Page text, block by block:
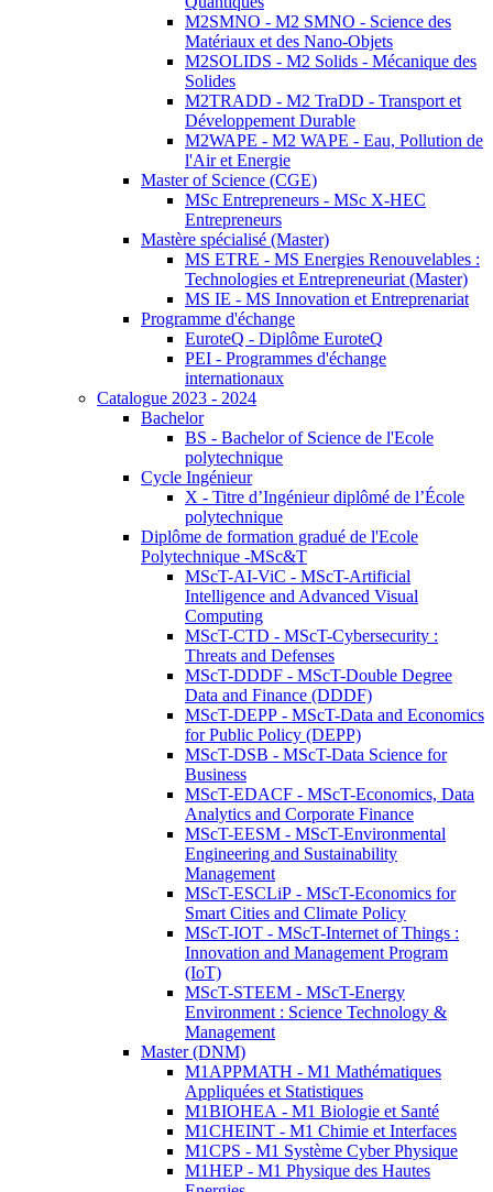
M2SMNO - M2 SMNO - Science des
Matériaux et des Nano-Objets
M2SOLIDS - M2 Solids - Mécanique des
Solides
M2TRADD - M2 TraDD - Transport et
Développement Durable
M2WAPE - M2 WAPE - Eau, Pollution de
l'Air et Energie
Master of Science (CGE)
MSc Entrepreneurs - MSc X-HEC
Entrepreneurs
Mastère spécialisé (Master)
MS ETRE - MS Energies Renouvelables :
Technologies et Entrepreneuriat (Master)
MS IE - MS Innovation et Entreprenariat
Programme d'échange
EuroteQ - Diplôme EuroteQ
PEI - Programmes d'échange
internationaux
Catalogue 2023 - 2024
Bachelor
BS - Bachelor of Science de l'Ecole
polytechnique
Cycle Ingénieur
X - Titre d’Ingénieur diplômé de l’École
polytechnique
Diplôme de formation gradué de l'Ecole
Polytechnique -MSc&T
MScT-AI-ViC - MScT-Artificial
Intelligence and Advanced Visual
Computing
MScT-CTD - MScT-Cybersecurity :
Threats and Defenses
MScT-DDDF - MScT-Double Degree
Data and Finance (DDDF)
MScT-DEPP - MScT-Data and Economics
for Public Policy (DEPP)
MScT-DSB - MScT-Data Science for
Business
MScT-EDACF - MScT-Economics, Data
Analytics and Corporate Finance
MScT-EESM - MScT-Environmental
Engineering and Sustainability
Management
MScT-ESCLiP - MScT-Economics for
Smart Cities and Climate Policy
MScT-IOT - MScT-Internet of Things :
Innovation and Management Program
(IoT)
MScT-STEEM - MScT-Energy
Environment : Science Technology &
Management
Master (DNM)
M1APPMATH - M1 Mathématiques
Appliquées et Statistiques
M1BIOHEA - M1 Biologie et Santé
M1CHEINT - M1 Chimie et Interfaces
M1CPS - M1 Système Cyber Physique
M1HEP - M1 Physique des Hautes